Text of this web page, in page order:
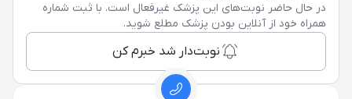
در حال حاضر نوبت‌های این پزشک غیرفعال است. با ثبت شماره
همراه خود از آنلاین بودن پزشک مطلع شوید.
نوبت‌دار شد خبرم کن